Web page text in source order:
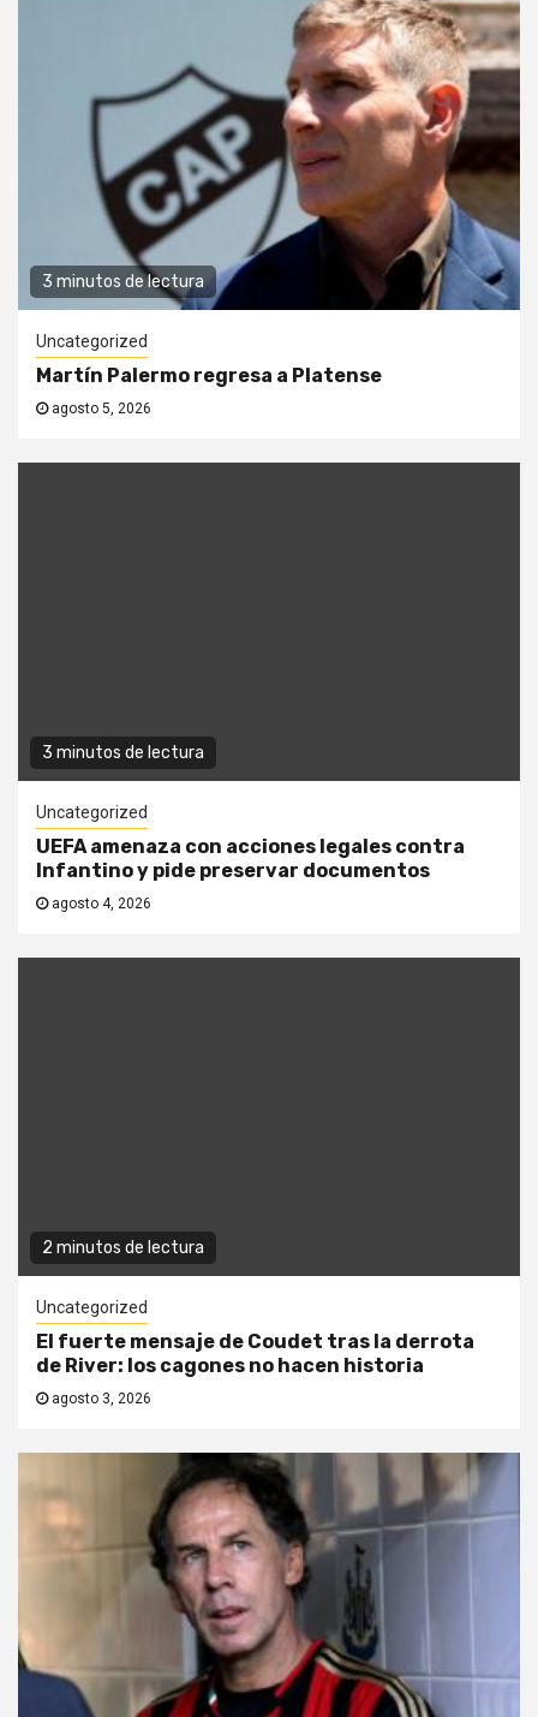
3 minutos de lectura
Uncategorized
Martín Palermo regresa a Platense
agosto 5, 2026
3 minutos de lectura
Uncategorized
UEFA amenaza con acciones legales contra
Infantino y pide preservar documentos
agosto 4, 2026
2 minutos de lectura
Uncategorized
El fuerte mensaje de Coudet tras la derrota
de River: los cagones no hacen historia
agosto 3, 2026